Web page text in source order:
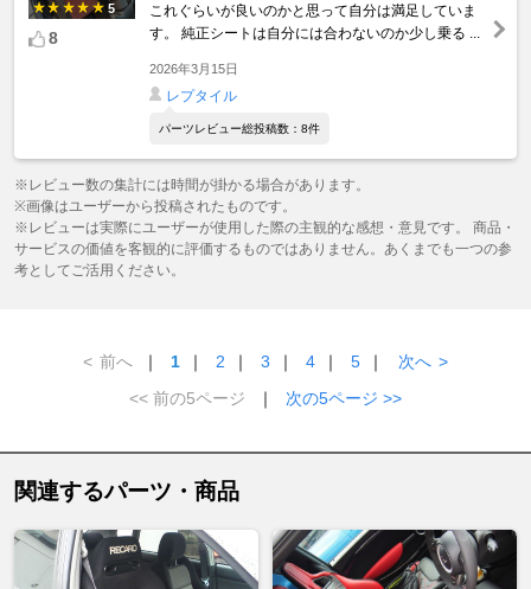
5
8
これぐらいが良いのかと思って自分は満足していま
す。 純正シートは自分には合わないのか少し乗る ...
2026年3月15日
レプタイル
パーツレビュー総投稿数：8件
※レビュー数の集計には時間が掛かる場合があります。
※画像はユーザーから投稿されたものです。
※レビューは実際にユーザーが使用した際の主観的な感想・意見です。 商品・
サービスの価値を客観的に評価するものではありません。あくまでも一つの参
考としてご活用ください。
< 前へ ｜ 1 ｜ 2 ｜ 3 ｜ 4 ｜ 5 ｜ 次へ >
<< 前の5ページ
｜ 次の5ページ >>
関連するパーツ・商品